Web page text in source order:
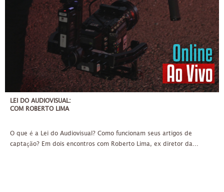
LEI DO AUDIOVISUAL:
COM ROBERTO LIMA
O que é a Lei do Audiovisual? Como funcionam seus artigos de
captação? Em dois encontros com Roberto Lima, ex diretor da...